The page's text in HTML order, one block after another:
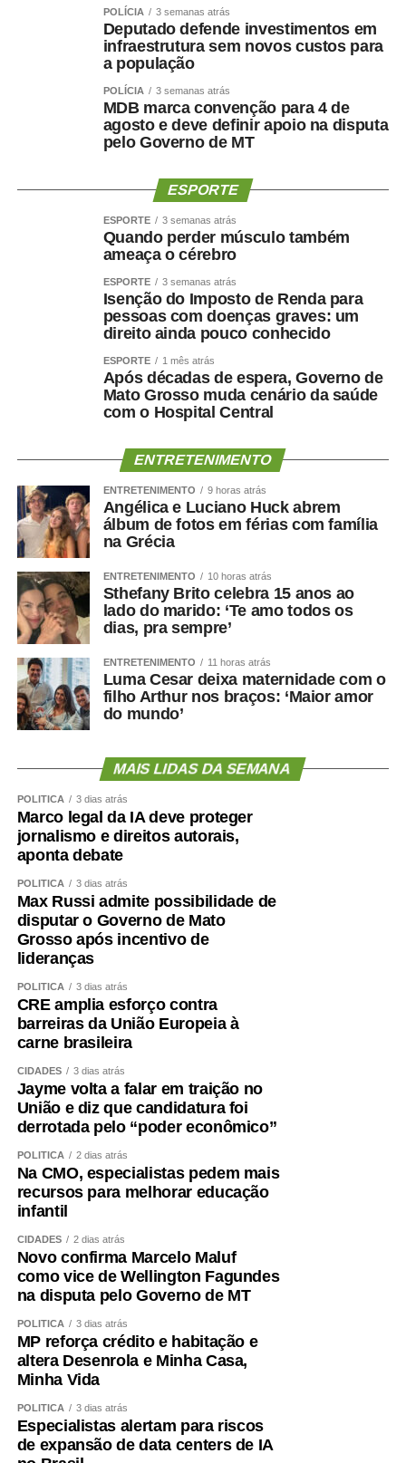
número na balança. O tratamento precisa preservar
músculo, reduzir gordura visceral, melhorar o
metabolismo e manter a autonomia.
O paciente não deve apenas ficar mais leve. Deve
mais saudável, mais forte e funcionalmente mais
Por que o músculo influencia
a saúde cerebral?
alguns mecanismos ajudam a explicá-la.
A perda muscular pode piorar a resistência à insulina,
reduzir o gasto energético, aumentar o sedentarismo e
favorecer inflamação crônica. Ao mesmo tempo, fatores
como hipertensão, diabetes, apneia do sono e colesterol
elevado afetam os vasos sanguíneos que irrigam tanto o
questão estética. É uma estratégia de proteção
metabólica, cardiovascular, funcional e possivelmente
cognitiva.
Como enfrentar
cientificamente esse problema
?
Circunferência abdominal, composição corporal, força de
preensão, velocidade da marcha, capacidade funcional e
exames cardiometabólicos ajudam a identificar riscos que
o IMC isolado não mostra.
O treinamento de força deve ocupar posição central.
Caminhar é importante, mas pode não ser suficiente para
preservar ou recuperar massa muscular. Exercícios
resistidos, progressivos e individualizados são
fundamentais.
A alimentação também precisa garantir quantidade
adequada de proteínas e energia, distribuídas ao longo
do dia e ajustadas à idade, função renal, rotina e
condição clínica.
Além disso, é essencial tratar fatores que aceleram a
perda muscular e o envelhecimento vascular, como
sedentarismo, diabetes, hipertensão, alterações do sono,
tabagismo e obesidade visceral.
Envelhecer bem ,exige
preservar força
A obesidade sarcopênica mostra por que o cuidado não
pode ser fragmentado. Peso, metabolismo, coração,
músculo e cérebro fazem parte do mesmo sistema.
Entendemos que o acompanhamento precisa ir além da
balança. Avaliamos composição corporal, força, risco
cardiovascular, alimentação, sono, rotina e capacidade
funcional para construir estratégias verdadeiramente
POLÍCIA 3 semanas atrás
Deputado defende investimentos em
infraestrutura sem novos custos para
a população
POLÍCIA 3 semanas atrás
MDB marca convenção para 4 de
agosto e deve definir apoio na disputa
pelo Governo de MT
ESPORTE
ESPORTE 3 semanas atrás
Quando perder músculo também
ameaça o cérebro
ESPORTE 3 semanas atrás
Isenção do Imposto de Renda para
pessoas com doenças graves: um
direito ainda pouco conhecido
ESPORTE 1 mês atrás
Após décadas de espera, Governo de
Mato Grosso muda cenário da saúde
com o Hospital Central
ENTRETENIMENTO
ENTRETENIMENTO 9 horas atrás
Angélica e Luciano Huck abrem
álbum de fotos em férias com família
na Grécia
ENTRETENIMENTO 10 horas atrás
Sthefany Brito celebra 15 anos ao
lado do marido: ‘Te amo todos os
dias, pra sempre’
ENTRETENIMENTO 11 horas atrás
Luma Cesar deixa maternidade com o
filho Arthur nos braços: ‘Maior amor
do mundo’
MAIS LIDAS DA SEMANA
POLÍTICA 3 dias atrás
Marco legal da IA deve proteger
jornalismo e direitos autorais,
aponta debate
POLÍTICA 3 dias atrás
Max Russi admite possibilidade de
disputar o Governo de Mato
Grosso após incentivo de
lideranças
POLÍTICA 3 dias atrás
CRE amplia esforço contra
barreiras da União Europeia à
carne brasileira
CIDADES 3 dias atrás
Jayme volta a falar em traição no
União e diz que candidatura foi
derrotada pelo “poder econômico”
POLÍTICA 2 dias atrás
Na CMO, especialistas pedem mais
recursos para melhorar educação
infantil
CIDADES 2 dias atrás
Novo confirma Marcelo Maluf
como vice de Wellington Fagundes
na disputa pelo Governo de MT
POLÍTICA 3 dias atrás
MP reforça crédito e habitação e
altera Desenrola e Minha Casa,
Minha Vida
POLÍTICA 3 dias atrás
Especialistas alertam para riscos
de expansão de data centers de IA